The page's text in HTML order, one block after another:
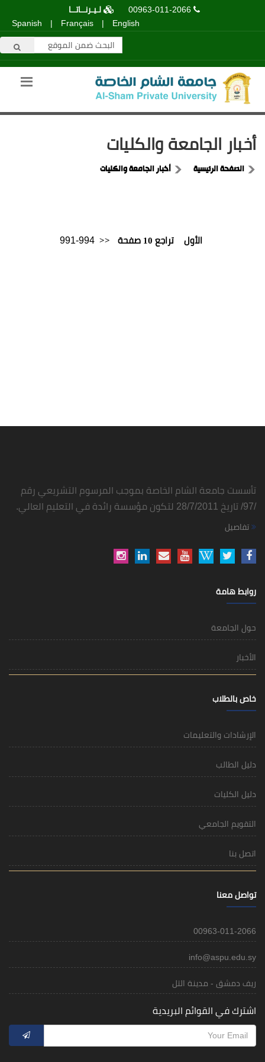
00963-011-2066
لـيـرنــاتــا
English
|
Français
|
Spanish
أخبار الجامعة والكليات
الصفحة الرئيسية أخبار الجامعة والكليات
الأول تراجع 10 صفحة <<
تأسست جامعة الشام الخاصة بموجب المرسوم التشريعي رقم
/97/ تاريخ 28/7/2011 لتكون مؤسسة رائدة في التعليم العالي.
تفاصيل
روابط هامة
حول الجامعة
الأخبار
خاص بالطلاب
الإرشادات والتعليمات
دليل الطالب
دليل الكليات
التقويم الجامعي
اتصل بنا
تواصل معنا
00963-011-2066
info@aspu.edu.sy
ريف دمشق - مدينة التل
اشترك في القوائم البريدية